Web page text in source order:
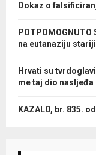
Dokaz o
na eutanaziju
Hrvati su
me taj dio
KAZALO, br. 835.